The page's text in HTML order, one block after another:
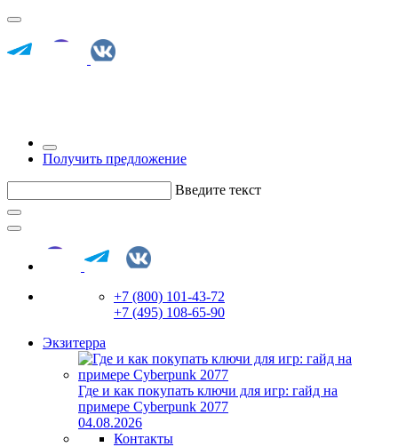
Получить предложение
Введите текст
+7 (800) 101-43-72
+7 (495) 108-65-90
Экзитерра
Где и как покупать ключи для игр: гайд на
примере Cyberpunk 2077
04.08.2026
Контакты